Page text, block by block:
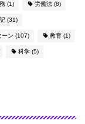
(1) 労働法 (8)
(31)
ーン (107) 教育 (1)
科学 (5)